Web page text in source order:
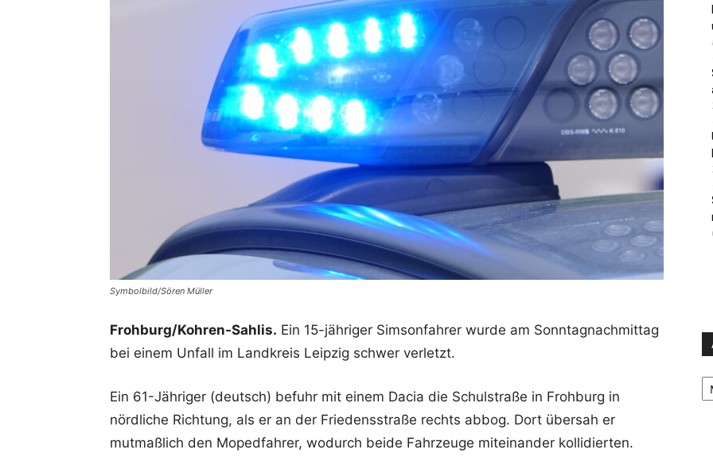
Symbolbild/Sören Müller
Frohburg/Kohren-Sahlis. Ein 15-jähriger Simsonfahrer wurde am Sonntagnachmittag
bei einem Unfall im Landkreis Leipzig schwer verletzt.
Ein 61-Jähriger (deutsch) befuhr mit einem Dacia die Schulstraße in Frohburg in
nördliche Richtung, als er an der Friedensstraße rechts abbog. Dort übersah er
mutmaßlich den Mopedfahrer, wodurch beide Fahrzeuge miteinander kollidierten.